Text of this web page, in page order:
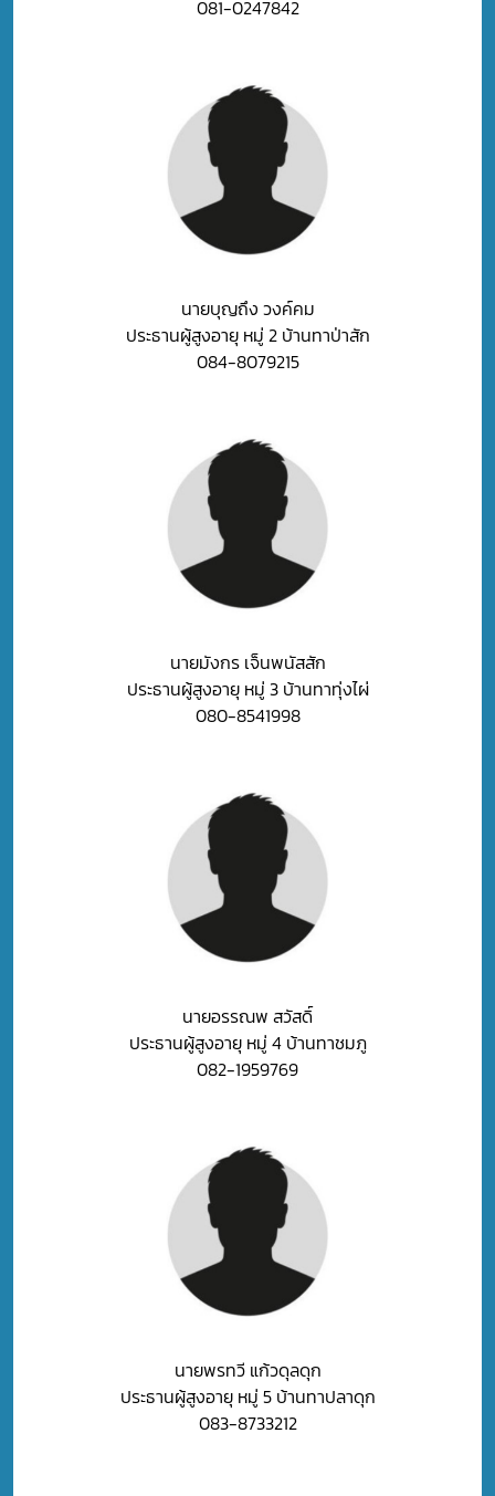
081-0247842
นายบุญถึง วงค์คม
ประธานผู้สูงอายุ หมู่ 2 บ้านทาป่าสัก
084-8079215
นายมังกร เจ็นพนัสสัก
ประธานผู้สูงอายุ หมู่ 3 บ้านทาทุ่งไผ่
080-8541998
นายอรรณพ สวัสดิ์
ประธานผู้สูงอายุ หมู่ 4 บ้านทาชมภู
082-1959769
นายพรทวี แก้วดุลดุก
ประธานผู้สูงอายุ หมู่ 5 บ้านทาปลาดุก
083-8733212